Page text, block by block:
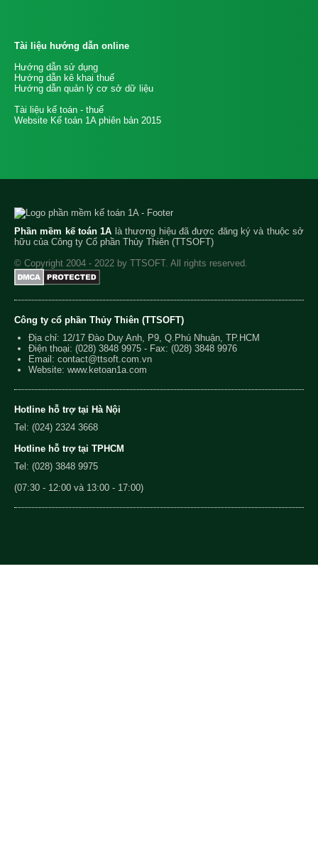
Tài liệu hướng dẫn online
Hướng dẫn sử dụng
Hướng dẫn kê khai thuế
Hướng dẫn quản lý cơ sở dữ liệu
Tài liệu kế toán - thuế
Website Kế toán 1A phiên bản 2015
Phần mềm kế toán 1A là thương hiệu đã được đăng ký và thuộc sở
hữu của Công ty Cổ phần Thủy Thiên (TTSOFT)
© Copyright 2004 - 2022 by TTSOFT. All rights reserved.
Công ty cổ phần Thủy Thiên (TTSOFT)
Địa chỉ: 12/17 Đào Duy Anh, P9, Q.Phú Nhuận, TP.HCM
Điện thoại: (028) 3848 9975 - Fax: (028) 3848 9976
Email: contact@ttsoft.com.vn
Website: www.ketoan1a.com
Hotline hỗ trợ tại Hà Nội
Tel: (024) 2324 3668
Hotline hỗ trợ tại TPHCM
Tel: (028) 3848 9975
(07:30 - 12:00 và 13:00 - 17:00)